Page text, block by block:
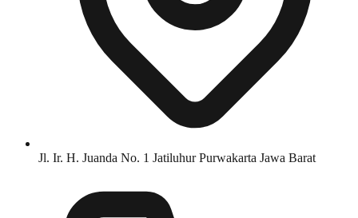
Jl. Ir. H. Juanda No. 1 Jatiluhur Purwakarta Jawa Barat